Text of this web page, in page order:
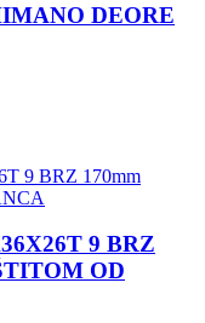
DEORE
9 BRZ
OD